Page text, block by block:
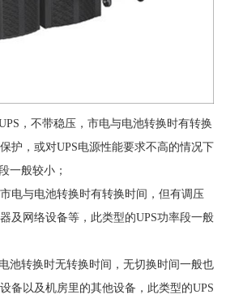
，不带稳压，市电与电池转换时有转换
护，或对UPS电源性能要求不高的情况下
一般较小；
电与电池转换时有转换时间，但有调压
及网络设备等，此类型的UPS功率段一般
池转换时无转换时间，无切换时间一般也
备以及机房里的其他设备，此类型的UPS